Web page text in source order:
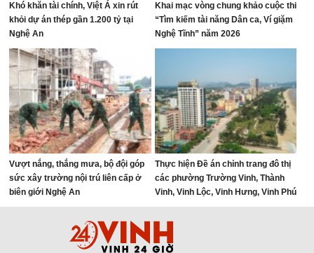
Khó khăn tài chính, Việt Á xin rút
khỏi dự án thép gần 1.200 tỷ tại
Nghệ An
Khai mạc vòng chung khảo cuộc thi
“Tìm kiếm tài năng Dân ca, Ví giặm
Nghệ Tĩnh” năm 2026
Vượt nắng, thắng mưa, bộ đội góp
sức xây trường nội trú liên cấp ở
biên giới Nghệ An
Thực hiện Đề án chỉnh trang đô thị
các phường Trường Vinh, Thành
Vinh, Vinh Lộc, Vinh Hưng, Vinh Phú
và Cửa Lò giai đoạn 2026 – 2030